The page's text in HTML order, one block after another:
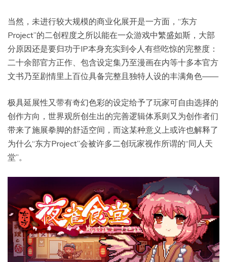
当然，未进行较大规模的商业化展开是一方面，“东方
Project”的二创程度之所以能在一众游戏中繁盛如斯，大部
分原因还是要归功于IP本身充实到令人有些吃惊的完整度：
二十余部官方正作、包含设定集乃至漫画在内等十多本官方
文书乃至剧情里上百位具备完整且独特人设的丰满角色——
极具延展性又带有奇幻色彩的设定给予了玩家可自由选择的
创作方向，世界观所创生出的完善逻辑体系则又为创作者们
带来了施展拳脚的舒适空间，而这某种意义上或许也解释了
为什么“东方Project”会被许多二创玩家视作所谓的“同人天
堂”。